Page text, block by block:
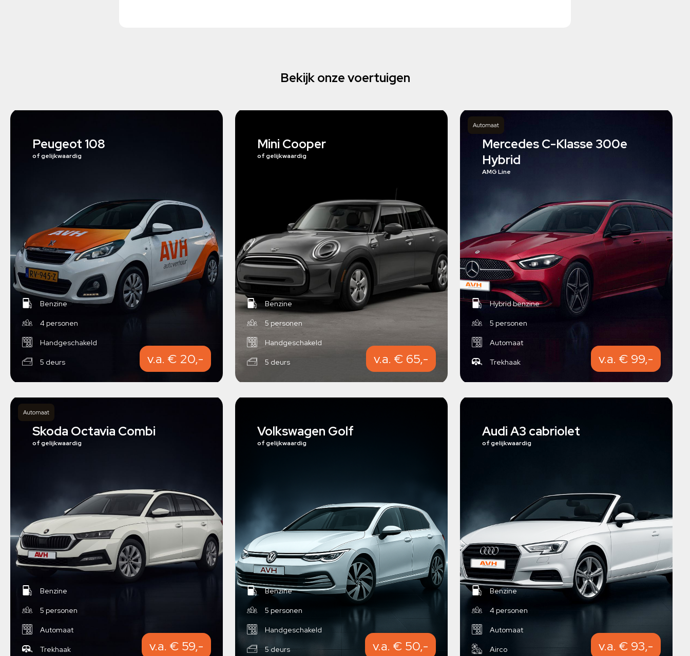
Bekijk onze voertuigen
Peugeot 108
of gelijkwaardig
Benzine
4 personen
Handgeschakeld
5 deurs v.a. € 20,-
Mini Cooper
of gelijkwaardig
Benzine
5 personen
Handgeschakeld
5 deurs v.a. € 65,-
Automaat
Mercedes C-Klasse 300e
Hybrid
AMG Line
Hybrid benzine
5 personen
Automaat
Trekhaak v.a. € 99,-
Automaat
Skoda Octavia Combi
of gelijkwaardig
Benzine
5 personen
Automaat
Trekhaak v.a. € 59,-
Volkswagen Golf
of gelijkwaardig
Benzine
5 personen
Handgeschakeld
5 deurs v.a. € 50,-
Audi A3 cabriolet
of gelijkwaardig
Benzine
4 personen
Automaat
Airco v.a. € 93,-